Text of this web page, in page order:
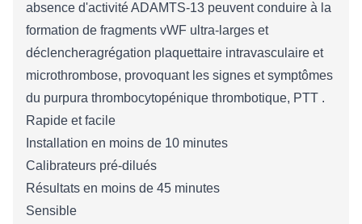
absence d'activité ADAMTS-13 peuvent conduire à la
formation de fragments vWF ultra-larges et
déclencheragrégation plaquettaire intravasculaire et
microthrombose, provoquant les signes et symptômes
du purpura thrombocytopénique thrombotique, PTT .
Rapide et facile
Installation en moins de 10 minutes
Calibrateurs pré-dilués
Résultats en moins de 45 minutes
Sensible